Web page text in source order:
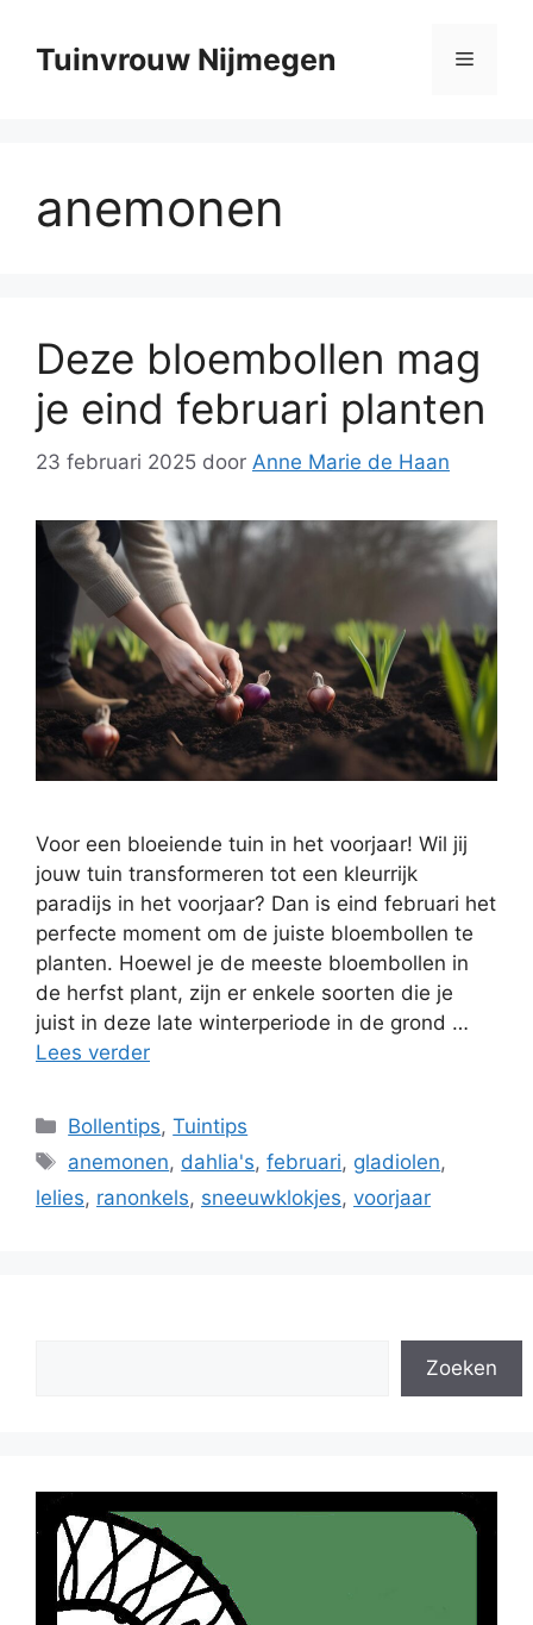
naarTuinvrouw Nijmegen Menu
anemonen
Deze bloembollen mag
je eind februari planten
23 februari 2025 door Anne Marie de Haan
Voor een bloeiende tuin in het voorjaar! Wil jij
jouw tuin transformeren tot een kleurrijk
paradijs in het voorjaar? Dan is eind februari het
perfecte moment om de juiste bloembollen te
planten. Hoewel je de meeste bloembollen in
de herfst plant, zijn er enkele soorten die je
juist in deze late winterperiode in de grond …
Lees verder
Categorieën
Bollentips,Tuintips
Tags
anemonen, dahlia's,februari, gladiolen,
lelies, ranonkels, sneeuwklokjes, voorjaar
Zoeken